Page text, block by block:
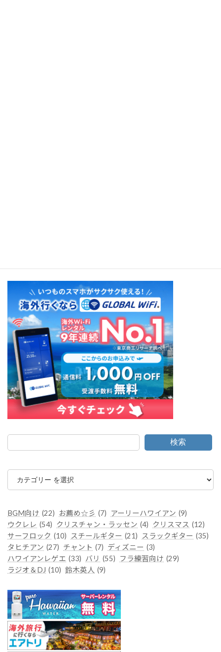
検索
カ
ゴ
ー
BGM向け (22) お薦め☆彡 (7) アーリーハワイアン (9)
ウクレレ (54) クリスチャン・ラッセン (4) クリスマス (12)
サーフロック (10) スチールギター (21) スラックギター (35)
タヒチアン (27) チャント (7) ディズニー (3)
ハワイアンレゲエ (33) バリ (55) フラ練習向け (29)
ラジオ＆DJ (10) 鈴木英人 (9)